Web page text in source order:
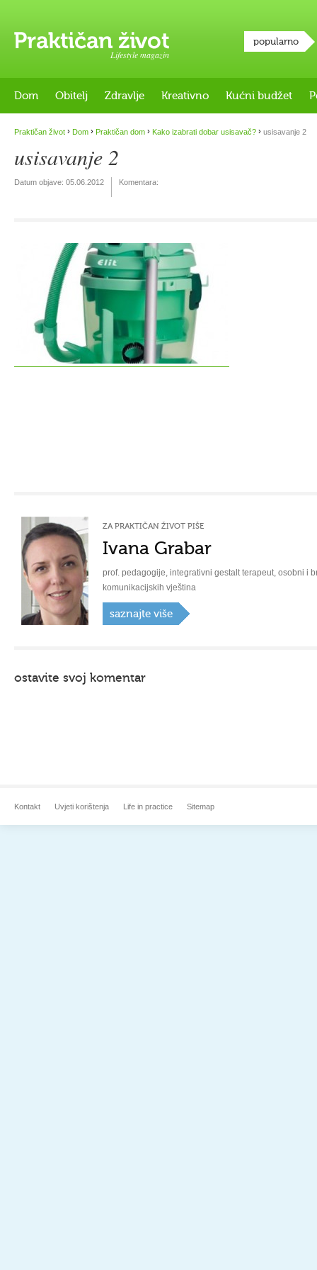
Lifestyle magazin
popularno
Dom Obitelj Zdravlje Kreativno Kućni budžet
Praktičan život › Dom › Praktičan dom › Kako izabrati dobar usisavač? › usisavanje 2
usisavanje 2
Datum objave: 05.06.2012 Komentara:
ZA PRAKTIČAN ŽIVOT PIŠE
Ivana Grabar
prof. pedagogije, integrativni gestalt terapeut, osobni i
komunikacijskih vještina
saznajte više
ostavite svoj komentar
Kontakt Uvjeti korištenja Life in practice Sitemap